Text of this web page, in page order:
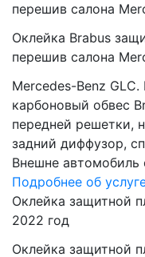
перешив салона
Оклейка Brabus
перешив салона
Mercedes-Benz
карбоновый обвес
передней решетки,
задний диффузор,
Внешне автомобиль
Подробнее об
Оклейка защитной
2022 год
Оклейка защитной